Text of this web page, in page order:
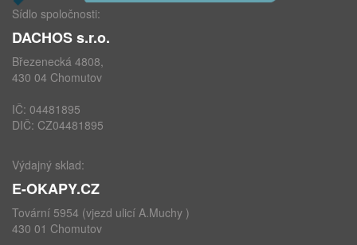
Sídlo spoločnosti:
DACHOS s.r.o.
Březenecká 4808,
430 04 Chomutov
IČ: 04481895
DIČ: CZ04481895
Výdajný sklad:
E-OKAPY.CZ
Tovární 5954 (vjezd ulicí A.Muchy )
430 01 Chomutov